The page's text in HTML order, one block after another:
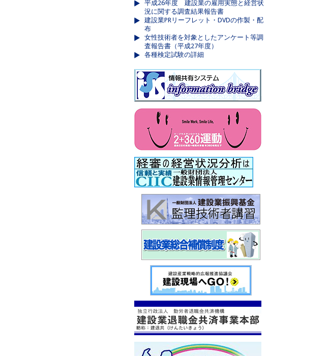
平成26年度 建設業の雇用実態と経営状
況に関する調査結果報告書
建設業PRリーフレット・DVDの作製・配
布
女性技術者を対象としたアンケート等調
査報告書（平成27年度）
各種検定試験の詳細